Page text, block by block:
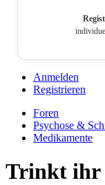
Anmelden
Registrieren
Foren
Psychose &
Medikamente
Trinkt ihr